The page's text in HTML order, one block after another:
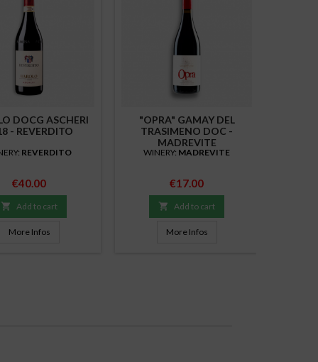
DOCG ASCHERI
- REVERDITO
REVERDITO
Price
€40.00
 Add to cart
More Infos
"OPRA" GAMAY DEL
TRASIMENO DOC -
MADREVITE
WINERY: MADREVITE
Price
€17.00
 Add to cart
More Infos